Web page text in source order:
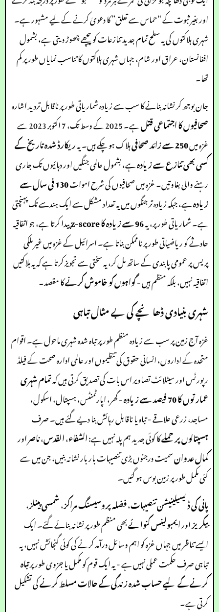
اور بغیر ثبوت کے “حماس سے تعلق” کا دعویٰ کرنے کے لیے مشہور ہے۔
شہری ہلاکتوں کی یہ سطح تمام جدید تنازعات کو پیچھے چھوڑ دیتی ہے، بشمول
افغانستان، عراق اور شام، جہاں شہری ہلاکتوں کا تناسب نمایاں طور پر کم
تھا۔
جان بوجھ کر نشانہ بنانے کا سب سے زیادہ شماریاتی طور پر ناقابل تردید اشارہ
صحافیوں کا اجتماعی قتل
ہے۔ 2025 کے وسط تک، 7 اکتوبر 2023 سے
غزہ میں250 سے زائد صحافی ہلاک ہو چکے ہیں۔ یہریکارڈ شدہ تاریخ کے
کسی بھی تنازع سے زیادہہے، بشمول عالمی جنگیں اور دہائیوں تک جاری
رہنے والی بغاوتیں۔ غزہ میں صحافیوں کی شرح اموات
130 فی سال سے
زیادہہے، جبکہ زیادہ تر جنگوں میں یہ تعداد مشکل سے ایک ہندسے تک پہنچتی
ہے۔ شماریاتی طور پر، یہ96 سے زیادہ کا z-score
پیدا کرتا ہے، جو اتفاقیہ
حادثے کو ریاضیاتی طور پر ناممکن بناتا ہے۔ اسرائیل کے غزہ میں غیر ملکی
پریس پر عمومی پابندی کے ساتھ مل کر، یہ سختی سے تجویز کرتا ہے کہ یہ ہلاکتیں
اتفاقیہ نہیں، بلکہ منظم ہیں -گواہوں کو خاموش کرنےکا مقصد۔
شہری بنیادی ڈھانچے کی بے مثال تباہی
غزہ آج زمین پر سب سے زیادہ منظم طور پر تباہ شدہ شہری ماحول ہے۔ اقوام
متحدہ کے اداروں، انسانی حقوق کی تنظیموں اور عالمی ادارہ صحت کے فیلڈ
رپورٹس اور سیٹلائٹ تصاویر اس بات کی تصدیق کرتی ہیں کہتمام شہری
عمارتوں کا 70 فیصد سے زیادہ
- گھر، اپارٹمنٹس، ہسپتال، اسکول،
مساجد، زرعی علاقے - تباہ یا ناقابل رہائش بنا دیے گئے ہیں۔ صرف
ہسپتالوں پر حملےکا کوئی جدید ہم پلہ نہیں ہے:الشفاء،القدس،ناصراور
کمال عدوانسمیت درجنوں بڑی تنصیبات بار بار نشانہ بنیں، جن میں سے
کئی مکمل طور پر زمین بوس ہو گئیں۔
پانی کی ڈیسیلینیشن تنصیبات،فضلہ پروسیسنگ مراکز،شمسی پینلز،
بیکریزاورایمبولینس کنوائےبھی منظم طور پر نشانہ بنائے گئے۔ ایک
ایسے تناظر میں جہاں غزہ کو اہم وسائل درآمد کرنے کی کوئی گنجائش نہیں، یہ
تباہی صرف حکمت عملی نہیں ہے - یہ ایک قوم کو مکمل یا جزوی طور پرتباہ
کرنے کے لیے حساب شدہ زندگی کے حالات مسلط کرنےکی تشکیل
کرتی ہے۔